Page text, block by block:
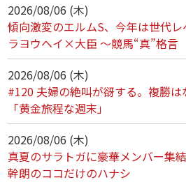
2026/08/06 (木)
傾向激変のエルムS、今年は世代
ラヨウヘイ×大臣 ～競馬“真”格言
2026/08/06 (木)
#120 夫婦の絶叫が谺する。複勝
「黄金旅程な週末」
2026/08/06 (木)
真夏のサラトガに豪華メンバー集
幹朗のココだけのハナシ